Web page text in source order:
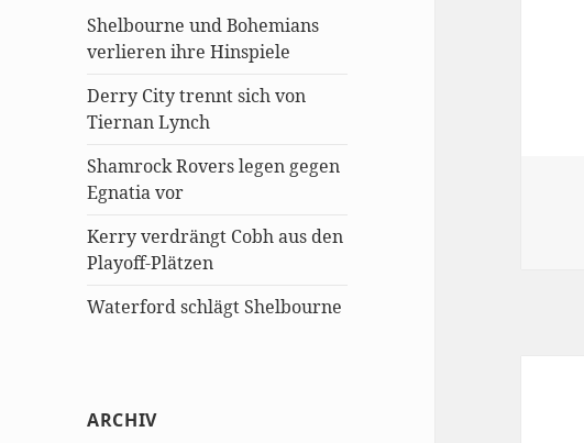
Shelbourne und Bohemians
verlieren ihre Hinspiele
Derry City trennt sich von
Tiernan Lynch
Shamrock Rovers legen gegen
Egnatia vor
Kerry verdrängt Cobh aus den
Playoff-Plätzen
Waterford schlägt Shelbourne
ARCHIV